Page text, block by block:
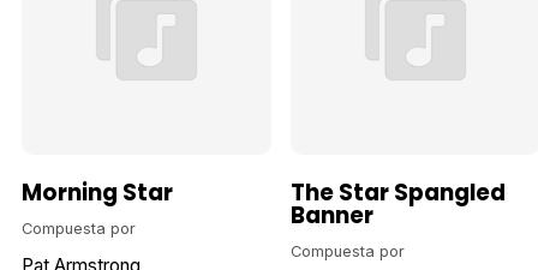
Morning Star
Compuesta por
The Star Spangled
Banner
Compuesta por